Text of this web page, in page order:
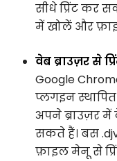
सीधे प्रिंट कर
में खोलें और
वेब ब्राउज़र से
Google
प्लगइन
अपने ब्राउज़र
सकते हैं। बस
फ़ाइल मेनू से